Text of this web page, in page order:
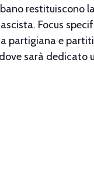
restituiscono
Focus
partigiana e
sarà